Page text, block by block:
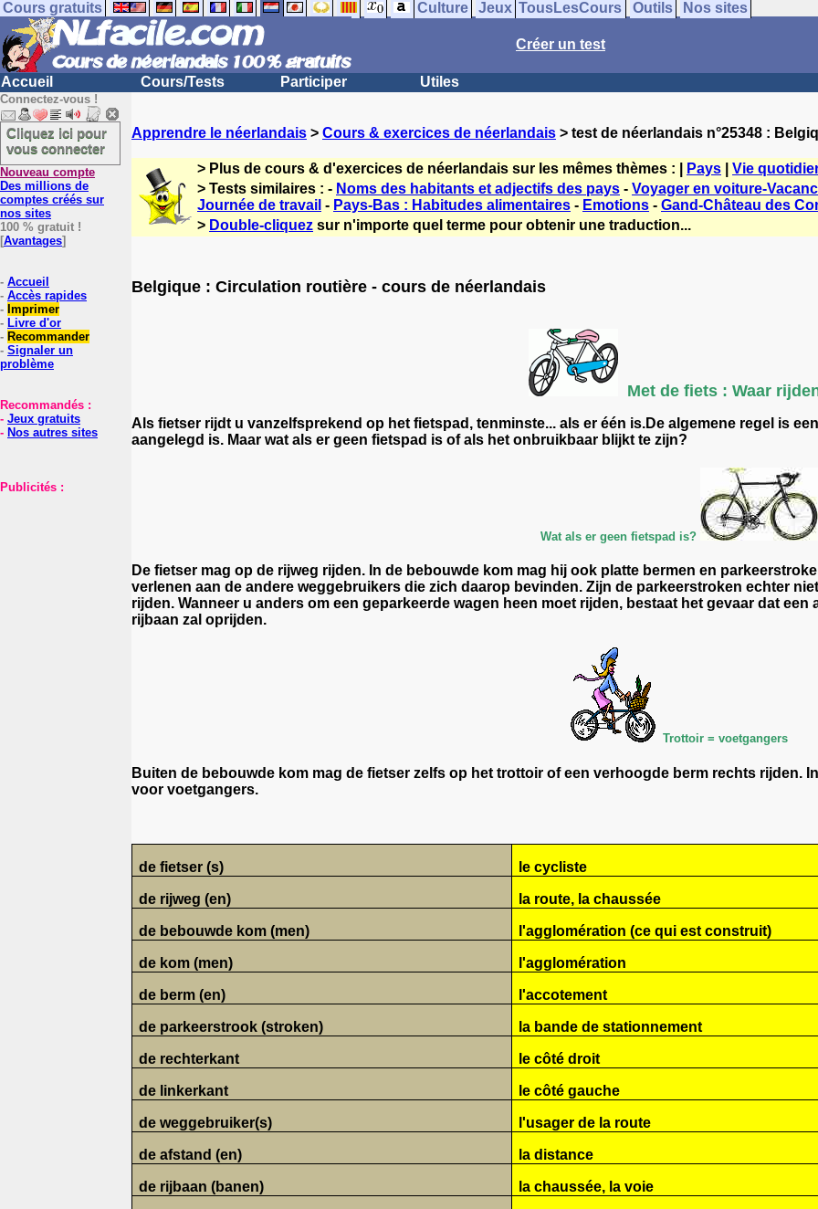
Cours gratuits Culture Jeux TousLesCours Outils Nos sites
Créer un test
Accueil Cours/Tests Participer Utiles
Connectez-vous !
Cliquez ici pour
vous connecter
Nouveau compte
Des millions de
comptes créés sur
nos sites
100 % gratuit !
[Avantages]
- Accueil
- Accès rapides
- Imprimer
- Livre d'or
- Recommander
- Signaler un
problème
Recommandés :
- Jeux gratuits
- Nos autres sites
Publicités :
Apprendre le néerlandais > Cours & exercices de néerlandais > test de néerlandais n°25348 :
> Plus de cours & d'exercices de néerlandais sur les mêmes thèmes : | Pays Vie
> Tests similaires : - Noms des habitants et adjectifs des pays - Voyager en voiture-
Journée de travail - Pays-Bas : Habitudes alimentaires - Emotions - Gand-Château des
> Double-cliquez sur n'importe quel terme pour obtenir une traduction...
Belgique : Circulation routière - cours de néerlandais
Met de fiets : Waar
Als fietser rijdt u vanzelfsprekend op het fietspad, tenminste... als er één is.De algemene regel is
aangelegd is. Maar wat als er geen fietspad is of als het onbruikbaar blijkt te zijn?
Wat als er geen fietspad is?
De fietser mag op de rijweg rijden. In de bebouwde kom mag hij ook platte bermen en
verlenen aan de andere weggebruikers die zich daarop bevinden. Zijn de parkeerstroken echter
rijden. Wanneer u anders om een geparkeerde wagen heen moet rijden, bestaat het gevaar dat
rijbaan zal oprijden.
Trottoir = voetgangers
Buiten de bebouwde kom mag de fietser zelfs op het trottoir of een verhoogde berm rechts rijden.
voor voetgangers.
de fietser (s) le cycliste
de rijweg (en) la route, la chaussée
de bebouwde kom (men) l'agglomération (ce qui est construit)
de kom (men) l'agglomération
de berm (en) l'accotement
de parkeerstrook (stroken) la bande de stationnement
de rechterkant le côté droit
de linkerkant le côté gauche
de weggebruiker(s) l'usager de la route
de afstand (en) la distance
de rijbaan (banen) la chaussée, la voie